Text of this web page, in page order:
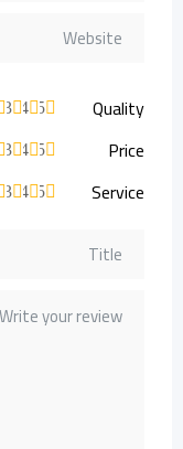
Quality
5
4
3
Price
5
4
3
Service
5
4
3